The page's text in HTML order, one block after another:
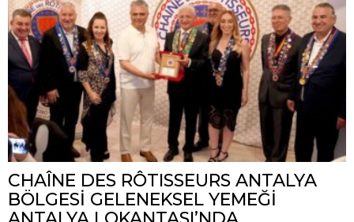
CHAÎNE DES RÔTISSEURS ANTALYA
BÖLGESİ GELENEKSEL YEMEĞİ